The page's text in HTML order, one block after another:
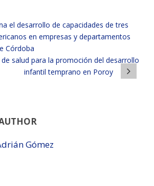
el desarrollo de capacidades de tres
en empresas y departamentos
Córdoba
de salud para la promoción del desarrollo
infantil temprano en Poroy
Gómez